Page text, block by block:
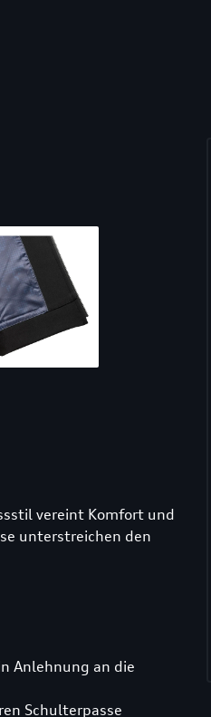
vereint Komfort und
unterstreichen den
Anlehnung an die
Schulterpasse